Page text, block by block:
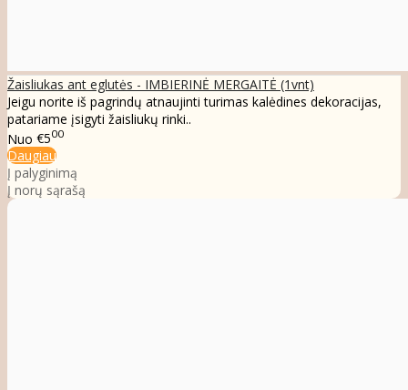
Žaisliukas ant eglutės - IMBIERINĖ MERGAITĖ (1vnt)
Jeigu norite iš pagrindų atnaujinti turimas kalėdines dekoracijas,
patariame įsigyti žaisliukų rinki..
Nuo €500
Daugiau
Į palyginimą
Į norų sąrašą